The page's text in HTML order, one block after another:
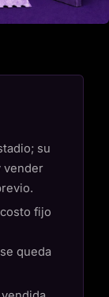
su
vender
fijo
queda